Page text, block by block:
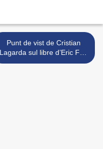
Punt de vist de Cristian
Lagarda sul libre d’Eric Fraj
: Quin occitan per deman ?